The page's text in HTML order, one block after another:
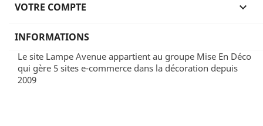
VOTRE COMPTE 
INFORMATIONS
Le site Lampe Avenue appartient au groupe Mise En Déco
qui gère 5 sites e-commerce dans la décoration depuis
2009